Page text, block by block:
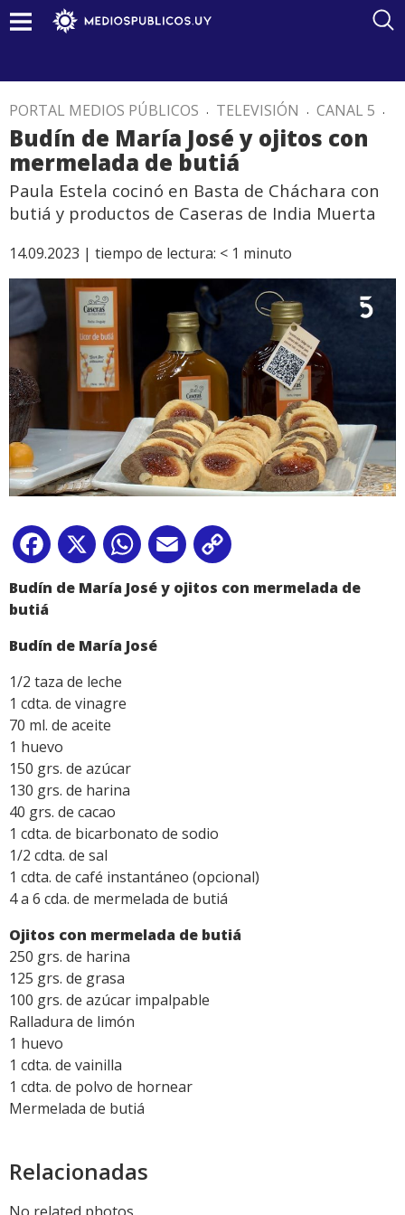
PORTAL MEDIOS PÚBLICOS . TELEVISIÓN . CANAL 5 .
Budín de María José y ojitos con
mermelada de butiá
Paula Estela cocinó en Basta de Cháchara con
butiá y productos de Caseras de India Muerta
14.09.2023 | tiempo de lectura: < 1 minuto
Facebook
X WhatsApp
Email
Link
Budín de María José y ojitos con mermelada de
butiá
Budín de María José
1/2 taza de leche
1 cdta. de vinagre
70 ml. de aceite
1 huevo
150 grs. de azúcar
130 grs. de harina
40 grs. de cacao
1 cdta. de bicarbonato de sodio
1/2 cdta. de sal
1 cdta. de café instantáneo (opcional)
4 a 6 cda. de mermelada de butiá
Ojitos con mermelada de butiá
250 grs. de harina
125 grs. de grasa
100 grs. de azúcar impalpable
Ralladura de limón
1 huevo
1 cdta. de vainilla
1 cdta. de polvo de hornear
Mermelada de butiá
Relacionadas